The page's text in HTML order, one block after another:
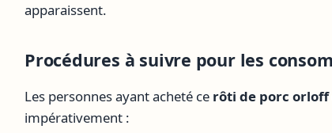
apparaissent.
Procédures à suivre pour les
Les personnes ayant acheté ce rôti de porc orloff
impérativement :